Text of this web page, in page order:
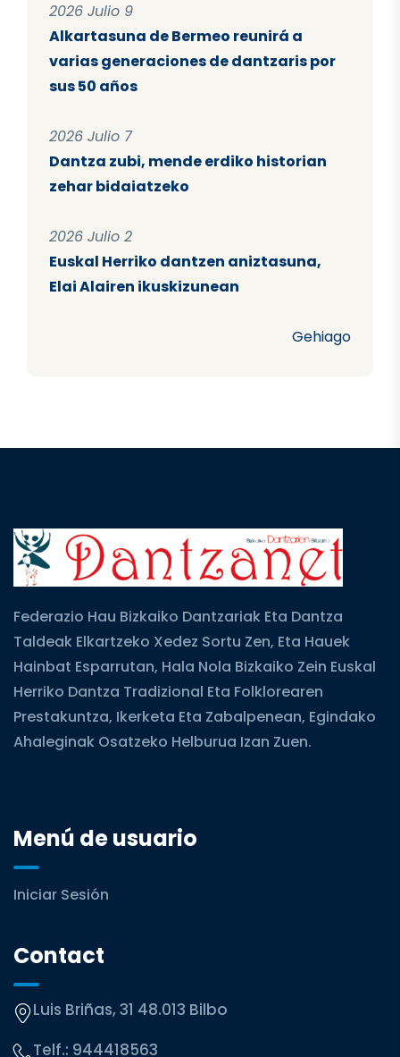
2026 Julio 9
Alkartasuna de Bermeo reunirá a
varias generaciones de dantzaris por
sus 50 años
2026 Julio 7
Dantza zubi, mende erdiko historian
zehar bidaiatzeko
2026 Julio 2
Euskal Herriko dantzen aniztasuna,
Elai Alairen ikuskizunean
Gehiago
Federazio Hau Bizkaiko Dantzariak Eta Dantza
Taldeak Elkartzeko Xedez Sortu Zen, Eta Hauek
Hainbat Esparrutan, Hala Nola Bizkaiko Zein Euskal
Herriko Dantza Tradizional Eta Folklorearen
Prestakuntza, Ikerketa Eta Zabalpenean, Egindako
Ahaleginak Osatzeko Helburua Izan Zuen.
Menú de usuario
Iniciar Sesión
Contact
Luis Briñas, 31 48.013 Bilbo
Telf.: 944418563